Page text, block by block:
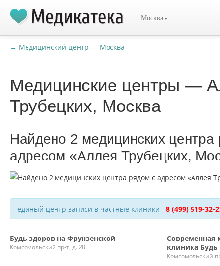
Москва
← Медицинский центр — Москва
Медицинские центры —
Трубецких, Москва
Найдено 2 медицинских центра
адресом «Аллея Трубецких,
единый центр записи в частные клиники - 8 (499) 519-32-
Будь здоров на Фрунзенской
Комсомольский пр-т, д. 28
Современная
клиника Будь
Комсомольский